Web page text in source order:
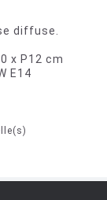
diffuse.
x P12 cm
E14